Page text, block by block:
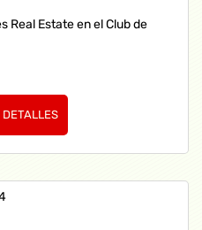
Real Estate en el Club de